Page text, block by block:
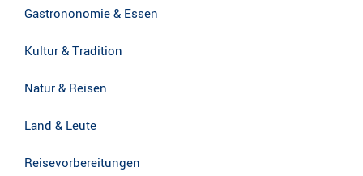
Gastrononomie & Essen
Kultur & Tradition
Natur & Reisen
Land & Leute
Reisevorbereitungen